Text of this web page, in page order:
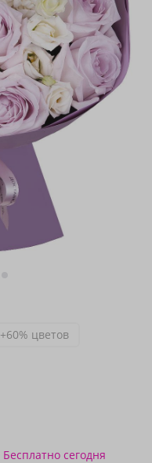
+60% цветов
Бесплатно сегодня